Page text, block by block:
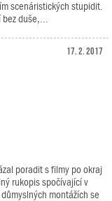
scenáristických stupidit.
duše,...
17. 2. 2017
poradit s filmy po okraj
rukopis spočívající v
montážích se